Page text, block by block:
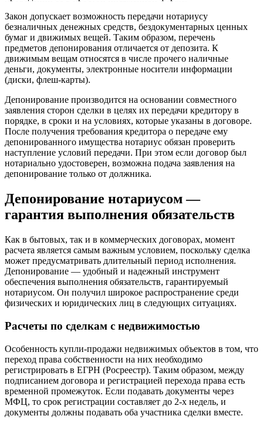
Закон допускает возможность передачи нотариусу
безналичных денежных средств, бездокументарных ценных
бумаг и движимых вещей. Таким образом, перечень
предметов депонирования отличается от депозита. К
движимым вещам относятся в числе прочего наличные
деньги, документы, электронные носители информации
(диски, флеш-карты).
Депонирование производится на основании совместного
заявления сторон сделки в целях их передачи кредитору в
порядке, в сроки и на условиях, которые указаны в договоре.
После получения требования кредитора о передаче ему
депонированного имущества нотариус обязан проверить
наступление условий передачи. При этом если договор был
нотариально удостоверен, возможна подача заявления на
депонирование только от должника.
Депонирование нотариусом —
гарантия выполнения обязательств
Как в бытовых, так и в коммерческих договорах, момент
расчета является самым важным условием, поскольку сделка
может предусматривать длительный период исполнения.
Депонирование — удобный и надежный инструмент
обеспечения выполнения обязательств, гарантируемый
нотариусом. Он получил широкое распространение среди
физических и юридических лиц в следующих ситуациях.
Расчеты по сделкам с недвижимостью
Особенность купли-продажи недвижимых объектов в том, что
переход права собственности на них необходимо
регистрировать в ЕГРН (Росреестр). Таким образом, между
подписанием договора и регистрацией перехода права есть
временной промежуток. Если подавать документы через
МФЦ, то срок регистрации составляет до 2-х недель, и
документы должны подавать оба участника сделки вместе.